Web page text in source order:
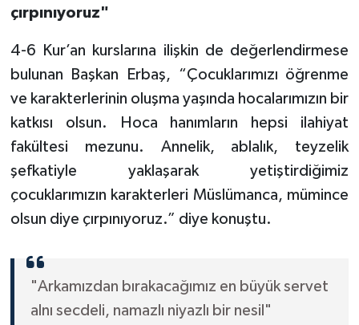
çırpınıyoruz"
4-6 Kur’an kurslarına ilişkin de değerlendirmese
bulunan Başkan Erbaş, “Çocuklarımızı öğrenme
ve karakterlerinin oluşma yaşında hocalarımızın bir
katkısı olsun. Hoca hanımların hepsi ilahiyat
fakültesi mezunu. Annelik, ablalık, teyzelik
şefkatiyle yaklaşarak yetiştirdiğimiz
çocuklarımızın karakterleri Müslümanca, mümince
olsun diye çırpınıyoruz.” diye konuştu.
"Arkamızdan bırakacağımız en büyük servet
alnı secdeli, namazlı niyazlı bir nesil"
Denizli Müftülüğü
Düzce Müftülüğü
Edirne Müftülüğü
Elazığ Müftülüğü
Erzincan Müftülüğü
Erzurum Müftülüğü
Eskişehir Müftülüğü
Diyanet TV
YAŞAM